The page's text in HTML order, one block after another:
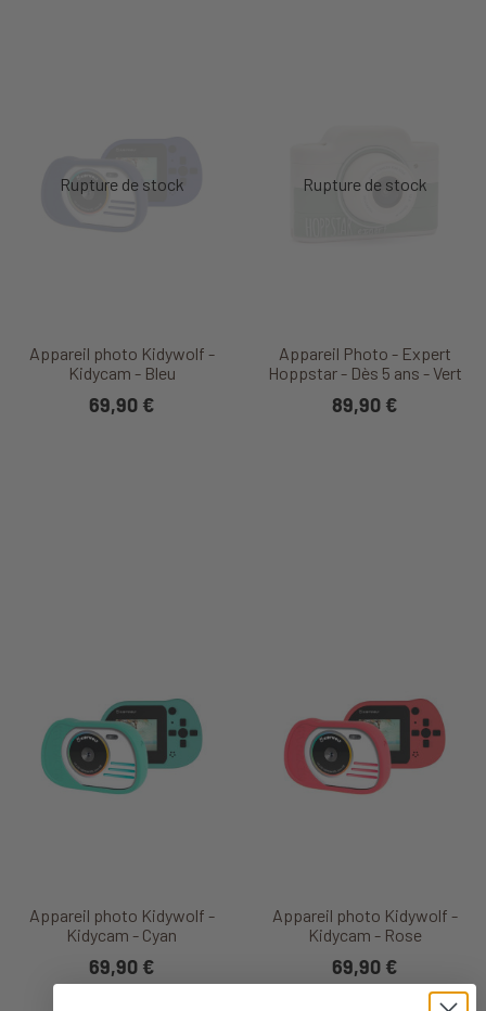
Appareil photo Kidywolf -
Kidycam - Bleu
69,90 €
Appareil Photo - Expert
Hoppstar - Dès 5 ans - Vert
89,90 €
Appareil photo Kidywolf -
Kidycam - Cyan
69,90 €
Appareil photo Kidywolf -
Kidycam - Rose
69,90 €